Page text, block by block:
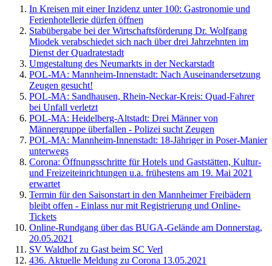
In Kreisen mit einer Inzidenz unter 100: Gastronomie und
Ferienhotellerie dürfen öffnen
Stabübergabe bei der Wirtschaftsförderung Dr. Wolfgang
Miodek verabschiedet sich nach über drei Jahrzehnten im
Dienst der Quadratestadt
Umgestaltung des Neumarkts in der Neckarstadt
POL-MA: Mannheim-Innenstadt: Nach Auseinandersetzung
Zeugen gesucht!
POL-MA: Sandhausen, Rhein-Neckar-Kreis: Quad-Fahrer
bei Unfall verletzt
POL-MA: Heidelberg-Altstadt: Drei Männer von
Männergruppe überfallen - Polizei sucht Zeugen
POL-MA: Mannheim-Innenstadt: 18-Jähriger in Poser-Manier
unterwegs
Corona: Öffnungsschritte für Hotels und Gaststätten, Kultur-
und Freizeiteinrichtungen u.a. frühestens am 19. Mai 2021
erwartet
Termin für den Saisonstart in den Mannheimer Freibädern
bleibt offen - Einlass nur mit Registrierung und Online-
Tickets
Online-Rundgang über das BUGA-Gelände am Donnerstag,
20.05.2021
SV Waldhof zu Gast beim SC Verl
436. Aktuelle Meldung zu Corona 13.05.2021